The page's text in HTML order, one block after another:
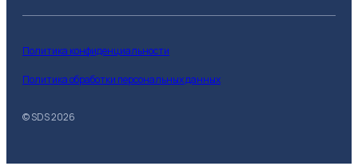
© SDS2026
Политика конфиденциальности
Политика обработки персональных данных